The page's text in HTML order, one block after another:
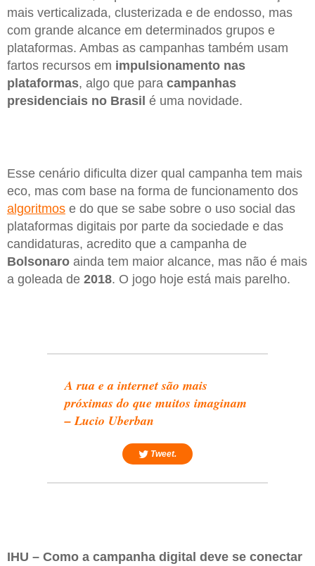
mais verticalizada, clusterizada e de endosso, mas
com grande alcance em determinados grupos e
plataformas. Ambas as campanhas também usam
fartos recursos em impulsionamento nas
plataformas, algo que para campanhas
presidenciais no Brasil é uma novidade.
Esse cenário dificulta dizer qual campanha tem mais
eco, mas com base na forma de funcionamento dos
algoritmos e do que se sabe sobre o uso social das
plataformas digitais por parte da sociedade e das
candidaturas, acredito que a campanha de
Bolsonaro ainda tem maior alcance, mas não é mais
a goleada de 2018. O jogo hoje está mais parelho.
A rua e a internet são mais
próximas do que muitos imaginam
– Lucio Uberban
Tweet.
IHU – Como a campanha digital deve se conectar